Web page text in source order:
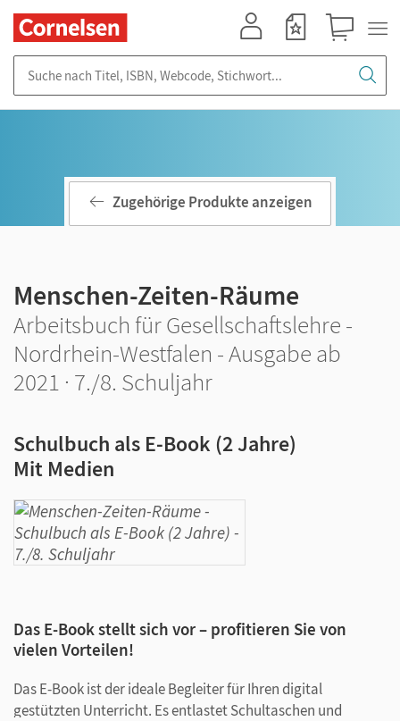
Zugehörige Produkte anzeigen
Menschen-Zeiten-Räume
Arbeitsbuch für Gesellschaftslehre -
Nordrhein-Westfalen - Ausgabe ab
2021 · 7./8. Schuljahr
Schulbuch als E-Book (2 Jahre)
Mit Medien
Das E-Book stellt sich vor – profitieren Sie von
vielen Vorteilen!
Das E-Book ist der ideale Begleiter für Ihren digital
gestützten Unterricht. Es entlastet Schultaschen und